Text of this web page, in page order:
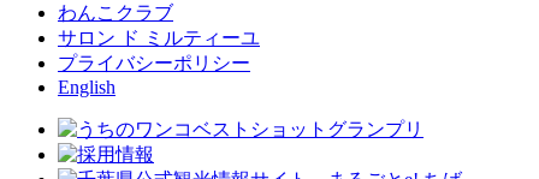
わんこクラブ
サロン ド ミルティーユ
プライバシーポリシー
English